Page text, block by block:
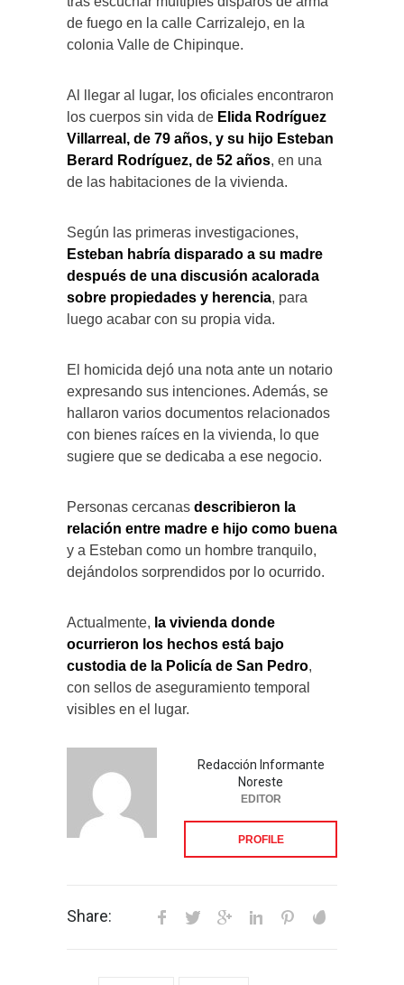
de fuego en la calle Carrizalejo, en la
colonia Valle de Chipinque.
Al llegar al lugar, los oficiales encontraron
los cuerpos sin vida de Elida Rodríguez
Villarreal, de 79 años, y su hijo Esteban
Berard Rodríguez, de 52 años, en una
de las habitaciones de la vivienda.
Según las primeras investigaciones,
Esteban habría disparado a su madre
después de una discusión acalorada
sobre propiedades y herencia, para
luego acabar con su propia vida.
El homicida dejó una nota ante un notario
expresando sus intenciones. Además, se
hallaron varios documentos relacionados
con bienes raíces en la vivienda, lo que
sugiere que se dedicaba a ese negocio.
Personas cercanas describieron la
relación entre madre e hijo como buena
y a Esteban como un hombre tranquilo,
dejándolos sorprendidos por lo ocurrido.
Actualmente, la vivienda donde
ocurrieron los hechos está bajo
custodia de la Policía de San Pedro,
con sellos de aseguramiento temporal
visibles en el lugar.
Redacción Informante
Noreste
EDITOR
PROFILE
Share: